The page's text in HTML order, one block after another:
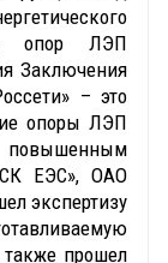
опор ЛЭП
Заключения
– это
опоры ЛЭП
повышенным
ЕЭС», ОАО
экспертизу
прошел